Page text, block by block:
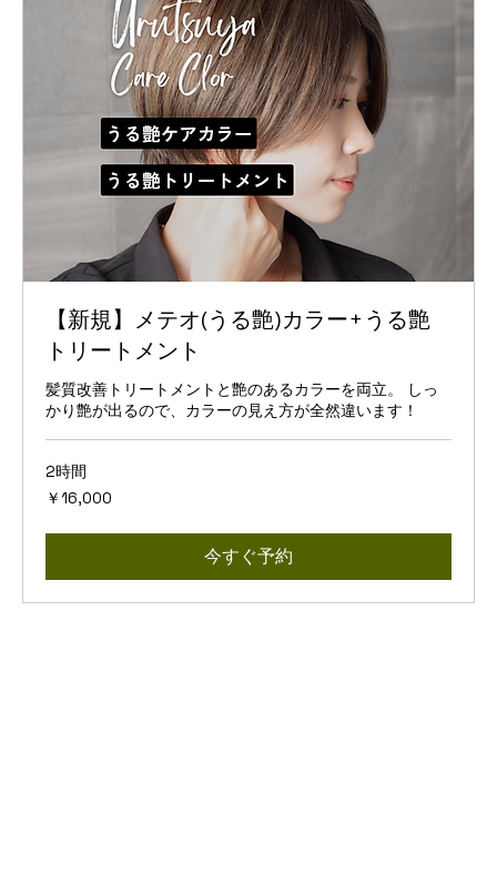
【新規】メテオ(うる艶)カラー+うる艶
トリートメント
髪質改善トリートメントと艶のあるカラーを両立。 しっ
かり艶が出るので、カラーの見え方が全然違います！
2時間
16,000
円
￥16,000
今すぐ予約